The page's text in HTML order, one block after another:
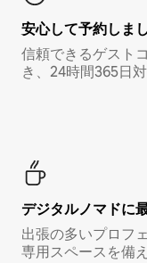
安心して予約しま
信頼できるゲスト
き、24時間365日
デジタルノマド⁠に
出張の多いプロフ
専用スペースを備